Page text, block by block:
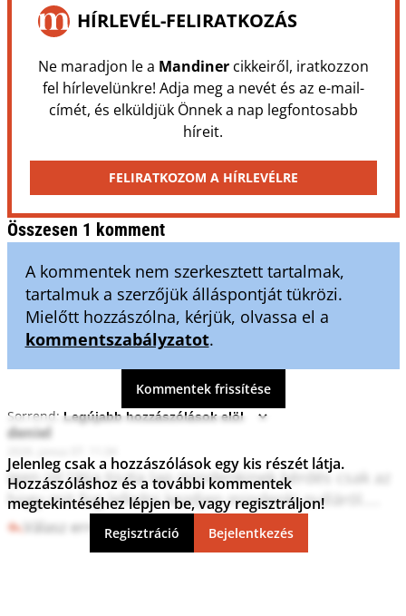
HÍRLEVÉL-FELIRATKOZÁS
Ne maradjon le a Mandinercikkeiről, iratkozzon
fel hírlevelünkre! Adja meg a nevét és az e-mail-
címét, és elküldjük Önnek a nap legfontosabb
híreit.
FELIRATKOZOM A HÍRLEVÉLRE
Összesen 1 komment
A kommentek nem szerkesztett tartalmak,
tartalmuk a szerzőjük álláspontját tükrözi.
Mielőtt hozzászólna, kérjük, olvassa el a
kommentszabályzatot.
Kommentek frissítése
Sorrend:
deniel
Igen jól látja tiszta lap mindenkinek kérdés csak az
hogy mit fog lefedni kezdjen mindenki nulláról....
Válasz erre 0 0
Jelenleg csak a hozzászólások egy kis részét látja.
Hozzászóláshoz és a további kommentek
megtekintéséhez lépjen be, vagy regisztráljon!
Regisztráció Bejelentkezés